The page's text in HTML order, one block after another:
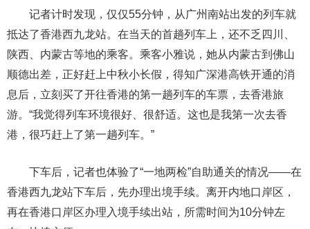
记者计时发现，仅仅55分钟，从广州南站出发的列车就
抵达了香港西九龙站。在当天的首趟列车上，还不乏四川、
陕西、内蒙古等地的乘客。乘客小雅说，她从内蒙古到佛山
顺德出差，正好赶上中秋小长假，得知广深港高铁开通的消
息后，立刻买了开往香港的第一趟列车的车票，去香港旅
游。“我觉得列车环境很好、很舒适。这也是我第一次去香
港，很巧赶上了第一趟列车。”
下车后，记者也体验了“一地两检”自助通关的情况——在
香港西九龙站下车后，先办理出境手续。离开内地口岸区，
再在香港口岸区办理入境手续出站，所需时间为10分钟左